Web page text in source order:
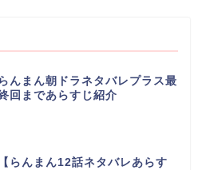
らんまん朝ドラネタバレプラス最
回まであらすじ紹介
【らんまん12話ネタバレあらす